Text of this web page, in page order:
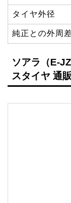
タイヤ外径
純正との外周
ソアラ（E-
スタイヤ 通販